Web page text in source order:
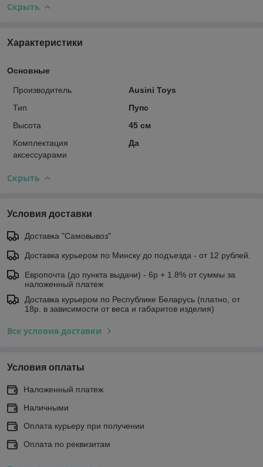
Скрыть
Характеристики
Основные
Производитель
Ausini Toys
Тип
Пупс
Высота
45 см
Комплектация
аксессуарами
Да
Скрыть
Условия доставки
Доставка "Самовывоз"
Доставка курьером по Минску до подъезда - от 12 рублей.
Европочта (до пункта выдачи) - 6р + 1.8% от суммы за
наложенный платеж
Доставка курьером по Республике Беларусь (платно, от
18р. в зависимости от веса и габаритов изделия)
Все условия доставки
Условия оплаты
Наложенный платеж
Наличными
Оплата курьеру при получении
Оплата по реквизитам